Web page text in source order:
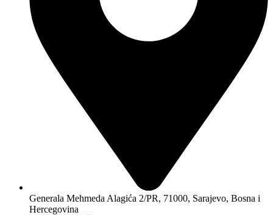
Generala Mehmeda Alagića 2/PR, 71000, Sarajevo, Bosna i
Hercegovina